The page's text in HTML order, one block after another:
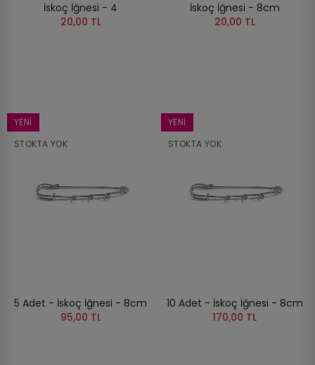
İskoç İğnesi - 4
20,00 TL
İskoç İğnesi - 8cm
20,00 TL
YENI
STOKTA YOK
5 Adet - İskoç İğnesi - 8cm
95,00 TL
YENI
STOKTA YOK
10 Adet - İskoç İğnesi - 8cm
170,00 TL